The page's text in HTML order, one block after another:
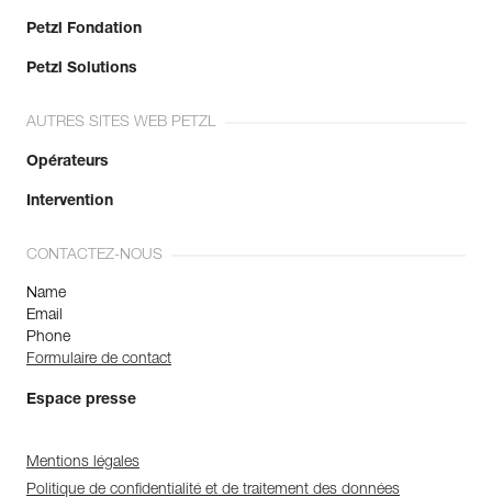
Petzl Fondation
Petzl Solutions
AUTRES SITES WEB PETZL
Opérateurs
Intervention
CONTACTEZ-NOUS
Name
Email
Phone
Formulaire de contact
Espace presse
Mentions légales
Politique de confidentialité et de traitement des données